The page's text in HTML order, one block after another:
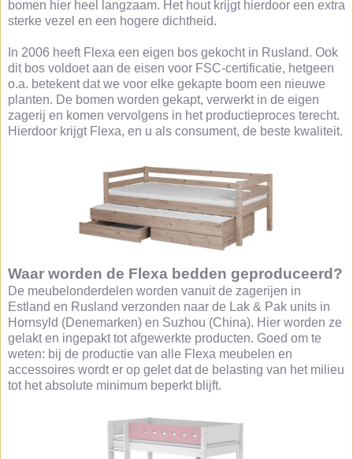
bomen hier heel langzaam. Het hout krijgt hierdoor een extra
sterke vezel en een hogere dichtheid.
In 2006 heeft Flexa een eigen bos gekocht in Rusland. Ook
dit bos voldoet aan de eisen voor FSC-certificatie, hetgeen
o.a. betekent dat we voor elke gekapte boom een nieuwe
planten. De bomen worden gekapt, verwerkt in de eigen
zagerij en komen vervolgens in het productieproces terecht.
Hierdoor krijgt Flexa, en u als consument, de beste kwaliteit.
Waar worden de Flexa bedden geproduceerd?
De meubelonderdelen worden vanuit de zagerijen in
Estland en Rusland verzonden naar de Lak & Pak units in
Hornsyld (Denemarken) en Suzhou (China). Hier worden ze
gelakt en ingepakt tot afgewerkte producten. Goed om te
weten: bij de productie van alle Flexa meubelen en
accessoires wordt er op gelet dat de belasting van het milieu
tot het absolute minimum beperkt blijft.